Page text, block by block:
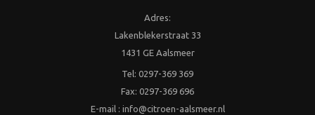
Adres:
Lakenblekerstraat 33
1431 GE Aalsmeer
Tel: 0297-369 369
Fax: 0297-369 696
E-mail : info@citroen-aalsmeer.nl